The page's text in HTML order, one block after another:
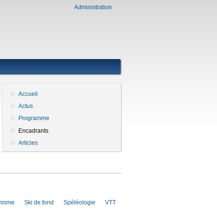
Administration
Accueil
Actus
Programme
Encadrants
Articles
Ski de fond Spéléologie VTT